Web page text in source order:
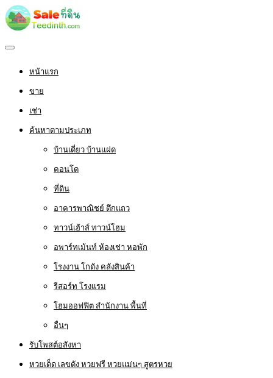
หน้าแรก
ขาย
เช่า
ค้นหาตามประเภท
บ้านเดี่ยว บ้านแฝด
คอนโด
ที่ดิน
อาคารพาณิชย์ ตึกแถว
ทาวน์เฮ้าส์ ทาวน์โฮม
อพาร์ทเม้นท์ ห้องเช่า หอพัก
โรงงาน โกดัง คลังสินค้า
รีสอร์ท โรงแรม
โฮมออฟฟิต สำนักงาน พื้นที่
อื่นๆ
รับโพสต์อสังหา
หวยเด็ด เลขดัง หวยฟรี หวยแม่นๆ สูตรหวย